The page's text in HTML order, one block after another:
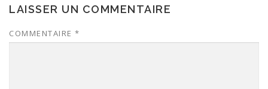
LAISSER UN COMMENTAIRE
COMMENTAIRE *